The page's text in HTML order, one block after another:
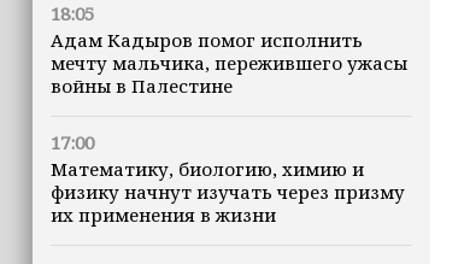
18:05
Адам Кадыров помог исполнить
мечту мальчика, пережившего ужасы
войны в Палестине
17:00
Математику, биологию, химию и
физику начнут изучать через призму
их применения в жизни